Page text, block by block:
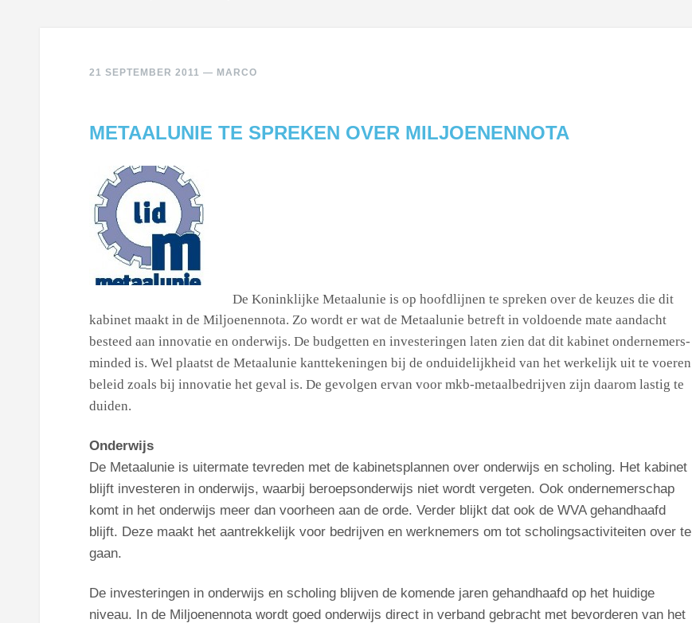
21 SEPTEMBER 2011 — MARCO
METAALUNIE TE SPREKEN OVER MILJOENENNOTA
De Koninklijke Metaalunie is op hoofdlijnen te spreken over de keuzes die dit
kabinet maakt in de Miljoenennota. Zo wordt er wat de Metaalunie betreft in voldoende mate aandacht
besteed aan innovatie en onderwijs. De budgetten en investeringen laten zien dat dit kabinet ondernemers-
minded is. Wel plaatst de Metaalunie kanttekeningen bij de onduidelijkheid van het werkelijk uit te voeren
beleid zoals bij innovatie het geval is. De gevolgen ervan voor mkb-metaalbedrijven zijn daarom lastig te
duiden.
Onderwijs
De Metaalunie is uitermate tevreden met de kabinetsplannen over onderwijs en scholing. Het kabinet
blijft investeren in onderwijs, waarbij beroepsonderwijs niet wordt vergeten. Ook ondernemerschap
komt in het onderwijs meer dan voorheen aan de orde. Verder blijkt dat ook de WVA gehandhaafd
blijft. Deze maakt het aantrekkelijk voor bedrijven en werknemers om tot scholingsactiviteiten over te
gaan.
De investeringen in onderwijs en scholing blijven de komende jaren gehandhaafd op het huidige
niveau. In de Miljoenennota wordt goed onderwijs direct in verband gebracht met bevorderen van het